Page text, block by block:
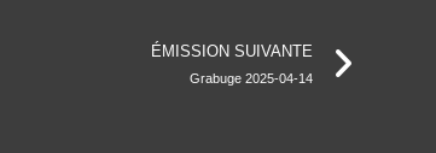
ÉMISSION SUIVANTE
Grabuge 2025-04-14